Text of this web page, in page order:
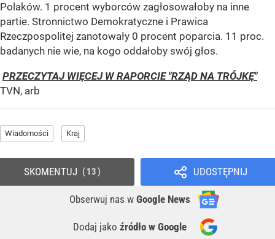
Polaków. 1 procent wyborców zagłosowałoby na inne
partie. Stronnictwo Demokratyczne i Prawica
Rzeczpospolitej zanotowały 0 procent poparcia. 11 proc.
badanych nie wie, na kogo oddałoby swój głos.
PRZECZYTAJ WIĘCEJ W RAPORCIE "RZĄD NA TRÓJKĘ"
TVN, arb
Wiadomości Kraj
UDOSTĘPNIJ
Obserwuj nas w Google News
Dodaj jako źródło w Google
SKOMENTUJ 13